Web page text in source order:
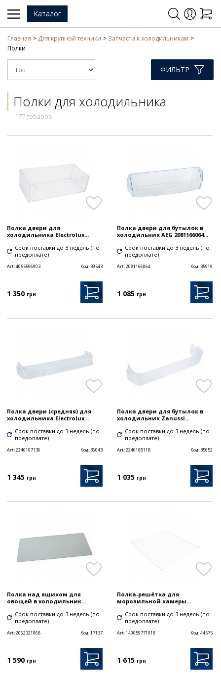
Каталог
Главная Для крупной техники
Запчасти к холодильникам
Полки
ФИЛЬТР
Полки для холодильника
177 товаров
Полка двери для
холодильника Electrolux...
Срок поставки до 3 недель (по
предоплате)
Art:4055506903 Код: 39543
1 350 грн
Полка двери для бутылок в
холодильник AEG 2081166064...
Срок поставки до 3 недель (по
предоплате)
Art:2081166064 Код: 35919
1 085 грн
Полка двери (средняя) для
холодильника Electrolux...
Срок поставки до 3 недель (по
предоплате)
Art:2246107136 Код: 36043
1 345 грн
Полка двери для бутылок в
холодильник Zanussi...
Срок поставки до 3 недель (по
предоплате)
Art:2246108118 Код: 35652
1 035 грн
Полка над ящиком для
овощей в холодильник...
Срок поставки до 3 недель (по
предоплате)
Art:2062321068 Код:17137
1 590 грн
Полка-решётка для
морозильной камеры...
Срок поставки до 3 недель (по
предоплате)
Art:140059771018 Код:44575
1 615 грн